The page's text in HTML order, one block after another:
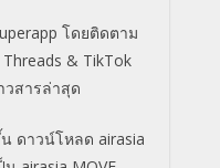
โดยติดตาม
& TikTok
วสารล่าสุด
ดาวน์โหลด airasia